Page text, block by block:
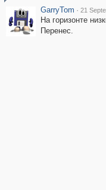
GarryTom · 21
На горизонте
Перенес.